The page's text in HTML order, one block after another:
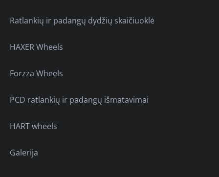
Ratlankių ir padangų dydžių skaičiuoklė
HAXER Wheels
Forzza Wheels
PCD ratlankių ir padangų išmatavimai
HART wheels
Galerija